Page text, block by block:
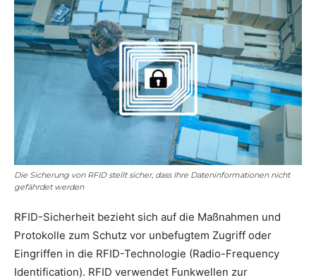
Die Sicherung von RFID stellt sicher, dass Ihre Dateninformationen nicht
gefährdet werden
RFID-Sicherheit bezieht sich auf die Maßnahmen und
Protokolle zum Schutz vor unbefugtem Zugriff oder
Eingriffen in die RFID-Technologie (Radio-Frequency
Identification). RFID verwendet Funkwellen zur